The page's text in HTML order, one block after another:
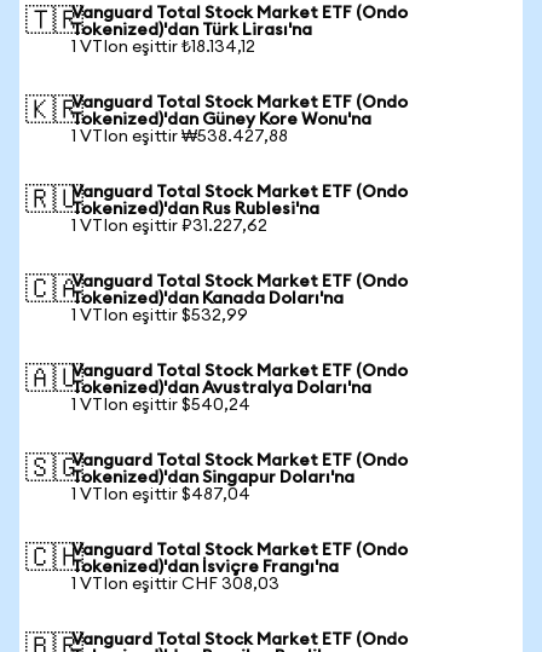
🇹🇷Vanguard Total Stock Market ETF (Ondo
Tokenized)'dan Türk Lirası'na
1 VTIon eşittir ₺18.134,12
🇰🇷Vanguard Total Stock Market ETF (Ondo
Tokenized)'dan Güney Kore Wonu'na
1 VTIon eşittir ₩538.427,88
🇷🇺Vanguard Total Stock Market ETF (Ondo
Tokenized)'dan Rus Rublesi'na
1 VTIon eşittir ₽31.227,62
🇨🇦Vanguard Total Stock Market ETF (Ondo
Tokenized)'dan Kanada Doları'na
1 VTIon eşittir $532,99
🇦🇺Vanguard Total Stock Market ETF (Ondo
Tokenized)'dan Avustralya Doları'na
1 VTIon eşittir $540,24
🇸🇬Vanguard Total Stock Market ETF (Ondo
Tokenized)'dan Singapur Doları'na
1 VTIon eşittir $487,04
🇨🇭Vanguard Total Stock Market ETF (Ondo
Tokenized)'dan İsviçre Frangı'na
1 VTIon eşittir CHF 308,03
Vanguard Total Stock Market ETF (Ondo